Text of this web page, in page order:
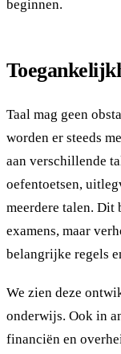
beginnen.
Taal mag geen
worden er steeds
aan verschillende
oefentoetsen,
meerdere talen. Dit
examens, maar
belangrijke regels
We zien deze
onderwijs. Ook in
financiën en